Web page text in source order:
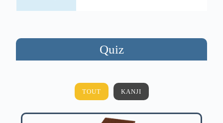
Quiz
TOUT KANJI